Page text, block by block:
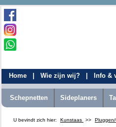
Home Wie zijn wij? Info &
Schepnetten Sideplaners
U bevindt zich hier: Kunstaas >>